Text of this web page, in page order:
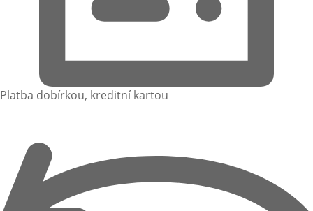
Platba dobírkou, kreditní kartou